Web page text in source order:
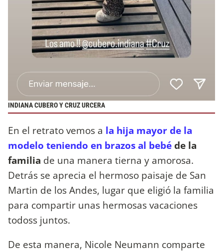
INDIANA CUBERO Y CRUZ URCERA
En el retrato vemos a la hija mayor de la
modelo teniendo en brazos al bebéde la
familia de una manera tierna y amorosa.
Detrás se aprecia el hermoso paisaje de San
Martin de los Andes, lugar que eligió la familia
para compartir unas hermosas vacaciones
todoss juntos.
De esta manera, Nicole Neumann comparte